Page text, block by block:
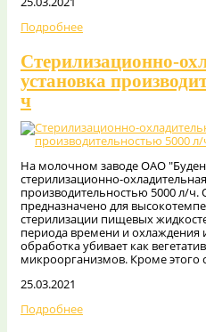
Подробнее
Стерилизационно-
установка
ч
На молочном заводе ОАО
стерилизационно-
производительностью 5000 л/ч.
предназначено для
стерилизации пищевых
периода времени и охлаждения
обработка убивает как
микроорганизмов. Кроме этого
25.03.2021
Подробнее